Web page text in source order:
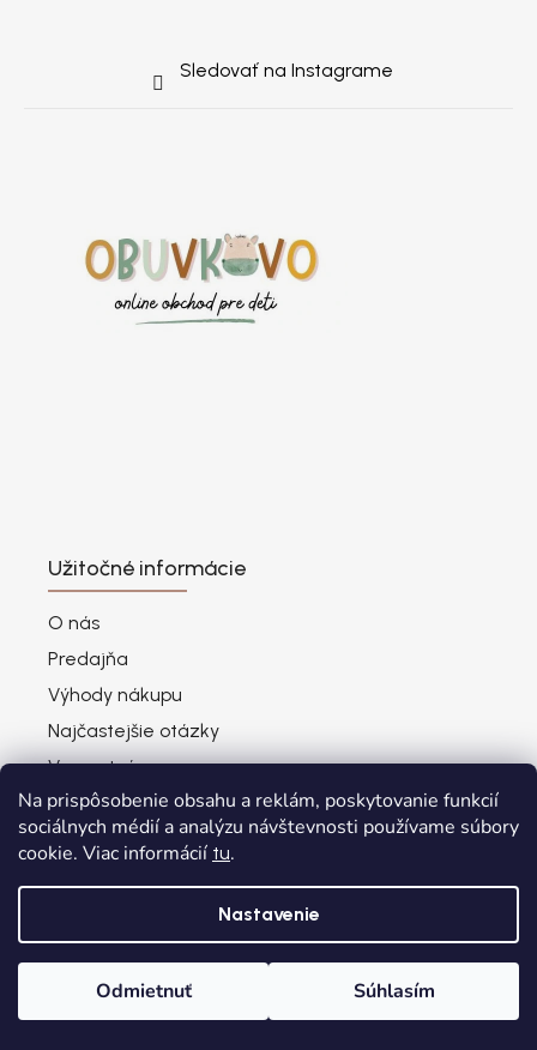
Na prispôsobenie obsahu a reklám, poskytovanie funkcií
sociálnych médií a analýzu návštevnosti používame súbory
cookie. Viac informácií tu.
Nastavenie
Odmietnuť Súhlasím
Sledovať na Instagrame
Užitočné informácie
O nás
Predajňa
Výhody nákupu
Najčastejšie otázky
Vernostný program
Vrátenie - výmena zásielky cez Packetu
Blog
Zákaznícky servis